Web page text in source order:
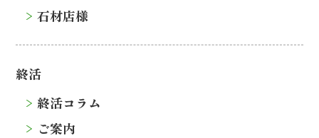
石材店様
終活
終活コラム
ご案内